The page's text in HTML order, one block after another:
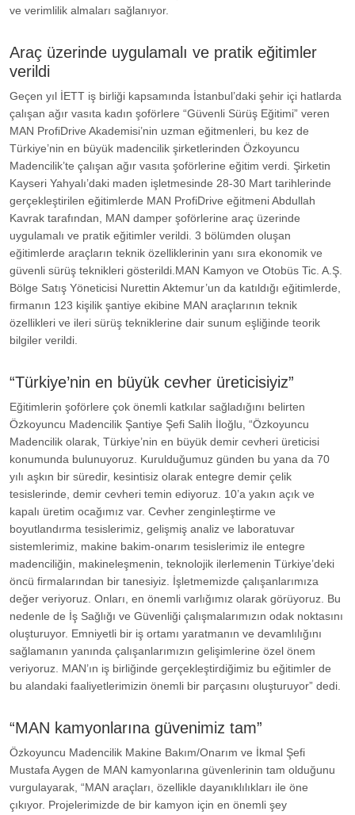
ve verimlilik almaları sağlanıyor.
Araç üzerinde uygulamalı ve pratik eğitimler
verildi
Geçen yıl İETT iş birliği kapsamında İstanbul’daki şehir içi hatlarda
çalışan ağır vasıta kadın şoförlere “Güvenli Sürüş Eğitimi” veren
MAN ProfiDrive Akademisi’nin uzman eğitmenleri, bu kez de
Türkiye’nin en büyük madencilik şirketlerinden Özkoyuncu
Madencilik’te çalışan ağır vasıta şoförlerine eğitim verdi. Şirketin
Kayseri Yahyalı’daki maden işletmesinde 28-30 Mart tarihlerinde
gerçekleştirilen eğitimlerde MAN ProfiDrive eğitmeni Abdullah
Kavrak tarafından, MAN damper şoförlerine araç üzerinde
uygulamalı ve pratik eğitimler verildi. 3 bölümden oluşan
eğitimlerde araçların teknik özelliklerinin yanı sıra ekonomik ve
güvenli sürüş teknikleri gösterildi.MAN Kamyon ve Otobüs Tic. A.Ş.
Bölge Satış Yöneticisi Nurettin Aktemur’un da katıldığı eğitimlerde,
firmanın 123 kişilik şantiye ekibine MAN araçlarının teknik
özellikleri ve ileri sürüş tekniklerine dair sunum eşliğinde teorik
bilgiler verildi.
“Türkiye’nin en büyük cevher üreticisiyiz”
Eğitimlerin şoförlere çok önemli katkılar sağladığını belirten
Özkoyuncu Madencilik Şantiye Şefi Salih İloğlu, “Özkoyuncu
Madencilik olarak, Türkiye’nin en büyük demir cevheri üreticisi
konumunda bulunuyoruz. Kurulduğumuz günden bu yana da 70
yılı aşkın bir süredir, kesintisiz olarak entegre demir çelik
tesislerinde, demir cevheri temin ediyoruz. 10’a yakın açık ve
kapalı üretim ocağımız var. Cevher zenginleştirme ve
boyutlandırma tesislerimiz, gelişmiş analiz ve laboratuvar
sistemlerimiz, makine bakim-onarım tesislerimiz ile entegre
madenciliğin, makineleşmenin, teknolojik ilerlemenin Türkiye’deki
öncü firmalarından bir tanesiyiz. İşletmemizde çalışanlarımıza
değer veriyoruz. Onları, en önemli varlığımız olarak görüyoruz. Bu
nedenle de İş Sağlığı ve Güvenliği çalışmalarımızın odak noktasını
oluşturuyor. Emniyetli bir iş ortamı yaratmanın ve devamlılığını
sağlamanın yanında çalışanlarımızın gelişimlerine özel önem
veriyoruz. MAN’ın iş birliğinde gerçekleştirdiğimiz bu eğitimler de
bu alandaki faaliyetlerimizin önemli bir parçasını oluşturuyor” dedi.
“MAN kamyonlarına güvenimiz tam”
Özkoyuncu Madencilik Makine Bakım/Onarım ve İkmal Şefi
Mustafa Aygen de MAN kamyonlarına güvenlerinin tam olduğunu
vurgulayarak, “MAN araçları, özellikle dayanıklılıkları ile öne
çıkıyor. Projelerimizde de bir kamyon için en önemli şey